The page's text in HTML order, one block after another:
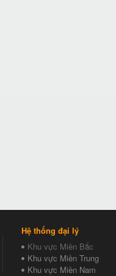
Hệ thống đại lý
Khu vực Miền Bắc
Khu vực Miền Trung
Khu vực Miền Nam